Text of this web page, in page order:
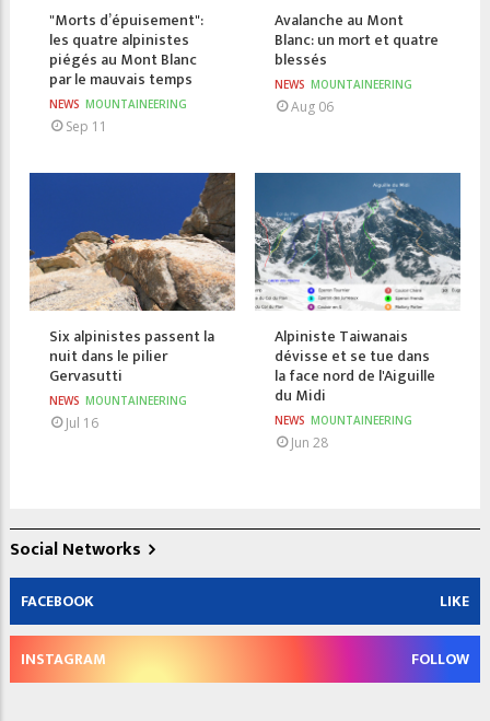
"Morts d’épuisement":
les quatre alpinistes
piégés au Mont Blanc
par le mauvais temps
NEWS MOUNTAINEERING
Sep 11
Avalanche au Mont
Blanc: un mort et quatre
blessés
NEWS MOUNTAINEERING
Aug 06
Six alpinistes passent la
nuit dans le pilier
Gervasutti
NEWS MOUNTAINEERING
Jul 16
Alpiniste Taiwanais
dévisse et se tue dans
la face nord de l'Aiguille
du Midi
NEWS MOUNTAINEERING
Jun 28
Social Networks
FACEBOOK LIKE
INSTAGRAM FOLLOW